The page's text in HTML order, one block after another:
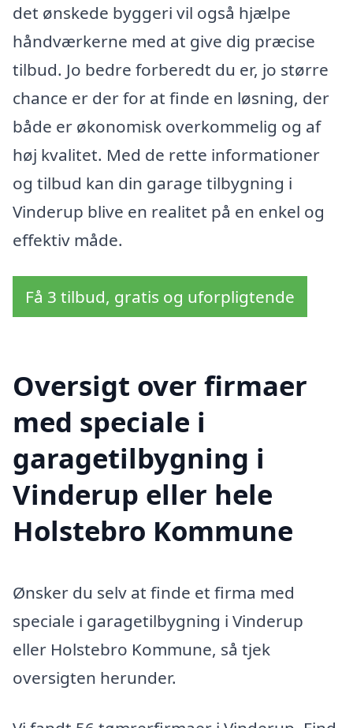
det ønskede byggeri vil også hjælpe
håndværkerne med at give dig præcise
tilbud. Jo bedre forberedt du er, jo større
chance er der for at finde en løsning, der
både er økonomisk overkommelig og af
høj kvalitet. Med de rette informationer
og tilbud kan din garage tilbygning i
Vinderup blive en realitet på en enkel og
effektiv måde.
Få 3 tilbud, gratis og uforpligtende
Oversigt over firmaer
med speciale i
garagetilbygning i
Vinderup eller hele
Holstebro Kommune
Ønsker du selv at finde et firma med
speciale i garagetilbygning i Vinderup
eller Holstebro Kommune, så tjek
oversigten herunder.